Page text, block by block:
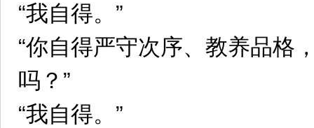
“我自得。”
“你自得严守次序、教养品格
吗？”
“我自得。”